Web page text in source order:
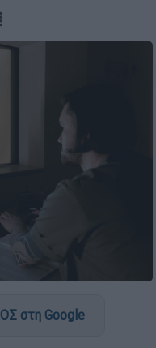
στη Google